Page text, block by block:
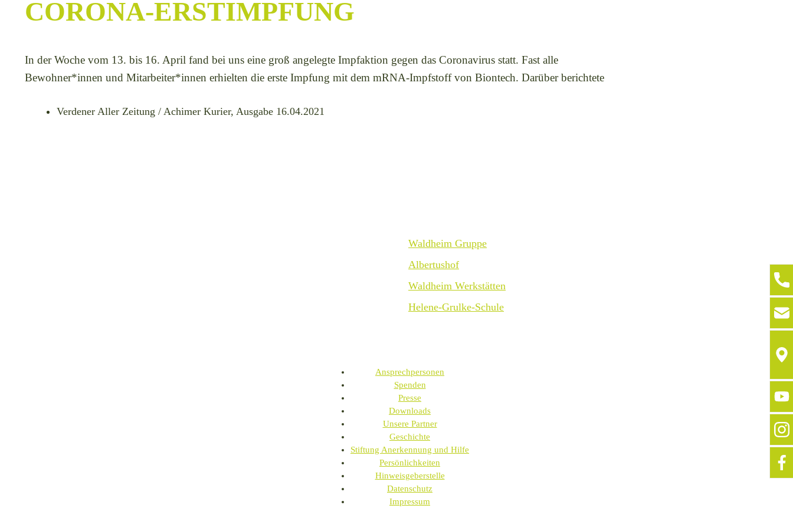
CORONA-ERSTIMPFUNG
In der Woche vom 13. bis 16. April fand bei uns eine groß angelegte Impfaktion gegen das Coronavirus statt. Fast alle
Bewohner*innen und Mitarbeiter*innen erhielten die erste Impfung mit dem mRNA-Impfstoff von Biontech. Darüber berichtete
Verdener Aller Zeitung / Achimer Kurier, Ausgabe 16.04.2021
Waldheim Gruppe
Albertushof
Waldheim Werkstätten
Helene-Grulke-Schule
Ansprechpersonen
Spenden
Presse
Downloads
Unsere Partner
Geschichte
Stiftung Anerkennung und Hilfe
Persönlichkeiten
Hinweisgeberstelle
Datenschutz
Impressum